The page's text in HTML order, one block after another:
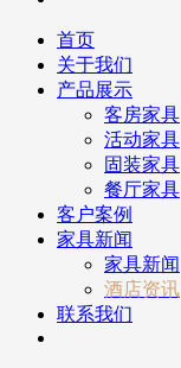
首页
关于我们
产品展示
客房家具
活动家具
固装家具
餐厅家具
客户案例
家具新闻
家具新闻
酒店资讯
联系我们